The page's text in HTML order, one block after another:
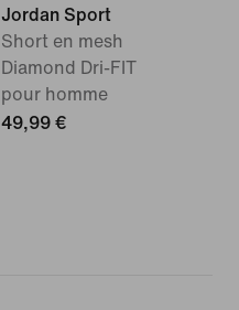
Jordan Sport
Short en mesh
Diamond Dri-FIT
pour homme
49,99 €